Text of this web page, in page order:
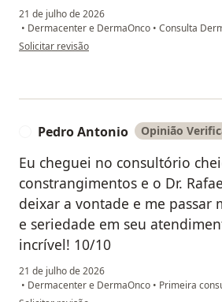
21 de julho de 2026
• Dermacenter e DermaOnco • Consulta
na opinião do utilizador Paulo
Solicitar revisão
Pedro Antonio Opinião
Eu cheguei no consultório
constrangimentos e o Dr.
deixar a vontade e me passar
e seriedade em seu
incrível! 10/10
21 de julho de 2026
• Dermacenter e DermaOnco • Primeira
na opinião do utilizador Pedro Antonio